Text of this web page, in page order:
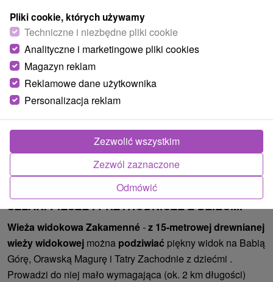
Sport i adrenalina
Jaskinie, muzea i zabytki
Zwierzęta i rośliny
Piosenka śpiewa też dobrze na Orawie, zdrowo na Orawie.
I tak jest naprawdę. Orawa to bajkowy region, do którego z
farmie, pobawić się w parkach, wylegiwać się w parku
linowym, popływać w aquaparkach, zwiedzić Zamek
Orawski czy pojeździć pociągiem. Oferta jest naprawdę
szeroka, więc przyjdź i wybierz coś.
SZLAKI PIESZE I PRZYRODNICZE Z DZIEĆMI
Wieża widokowa Zakamenné-z 15-metrowej drewnianej
wieży widokowej można podziwiać piękny widok na Babią
Górę, Orawską Magurę i Tatry Zachodnie z dziećmi .
Prowadzi do niej mało wymagająca (ok. 2 km długości)
Pliki cookie, których używamy
Techniczne i niezbędne pliki cookie
Analityczne i marketingowe pliki cookies
Magazyn reklam
Reklamowe dane użytkownika
Personalizacja reklam
Odmówić
Zezwól zaznaczone
Zezwolić wszystkim